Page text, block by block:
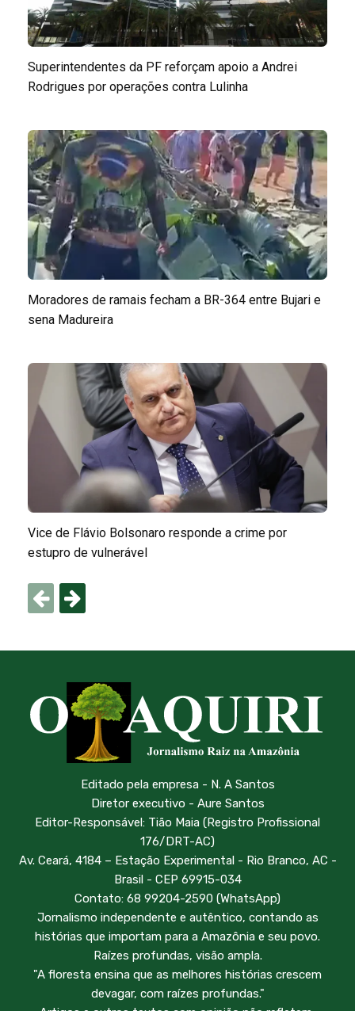
Superintendentes da PF reforçam apoio a Andrei
Rodrigues por operações contra Lulinha
Moradores de ramais fecham a BR-364 entre Bujari e
sena Madureira
Vice de Flávio Bolsonaro responde a crime por
estupro de vulnerável
Editado pela empresa - N. A Santos
Diretor executivo - Aure Santos
Editor-Responsável: Tião Maia (Registro Profissional
176/DRT-AC)
Av. Ceará, 4184 – Estação Experimental - Rio Branco, AC -
Brasil - CEP 69915-034
Contato: 68 99204-2590 (WhatsApp)
Jornalismo independente e autêntico, contando as
histórias que importam para a Amazônia e seu povo.
Raízes profundas, visão ampla.
"A floresta ensina que as melhores histórias crescem
devagar, com raízes profundas."